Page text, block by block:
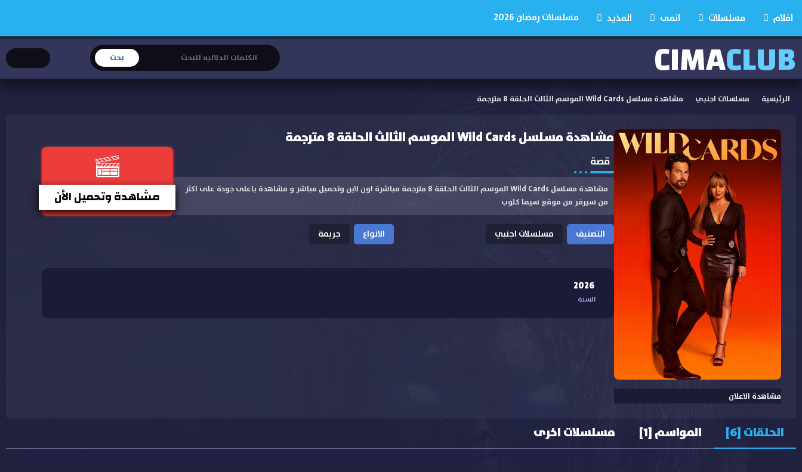
افلام مسلسلات انمى المذيد مسلسلات رمضان 2026
CIMACLUB
الرئيسية مسلسلات اجنبي مشاهدة مسلسل Wild Cards الموسم الثالث الحلقة 8 مترجمة
مشاهدة الاعلان
مشاهدة مسلسل Wild Cards الموسم الثالث الحلقة 8 مترجمة
قصة
مشاهدة مسلسل Wild Cards الموسم الثالث الحلقة 8 مترجمة مباشرة اون لاين وتحميل مباشر و مشاهدة باعلى جودة على اكثر
من سيرفر من موقع سيما كلوب
التصنيف مسلسلات اجنبي الانواع جريمة
مشاهدة وتحميل الأن
2026
السنة
الحلقات [6] المواسم [1] مسلسلات اخرى